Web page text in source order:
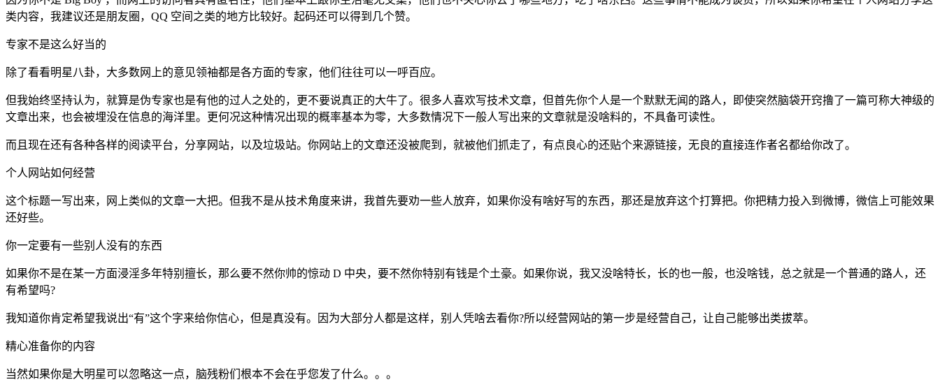
类内容，我建议还是朋友圈，QQ 空间之类的地方比较好。起码还可以得到几个赞。
专家不是这么好当的
除了看看明星八卦，大多数网上的意见领袖都是各方面的专家，他们往往可以一呼百应。
但我始终坚持认为，就算是伪专家也是有他的过人之处的，更不要说真正的大牛了。很多人喜欢写技术文章，但首先你个人是一个默默无闻的路人，即使突然脑袋开窍撸了一篇可称大神级的
文章出来，也会被埋没在信息的海洋里。更何况这种情况出现的概率基本为零，大多数情况下一般人写出来的文章就是没啥料的，不具备可读性。
而且现在还有各种各样的阅读平台，分享网站，以及垃圾站。你网站上的文章还没被爬到，就被他们抓走了，有点良心的还贴个来源链接，无良的直接连作者名都给你改了。
个人网站如何经营
这个标题一写出来，网上类似的文章一大把。但我不是从技术角度来讲，我首先要劝一些人放弃，如果你没有啥好写的东西，那还是放弃这个打算把。你把精力投入到微博，微信上可能效果
还好些。
你一定要有一些别人没有的东西
如果你不是在某一方面浸淫多年特别擅长，那么要不然你帅的惊动 D 中央，要不然你特别有钱是个土豪。如果你说，我又没啥特长，长的也一般，也没啥钱，总之就是一个普通的路人，还
有希望吗?
我知道你肯定希望我说出“有”这个字来给你信心，但是真没有。因为大部分人都是这样，别人凭啥去看你?所以经营网站的第一步是经营自己，让自己能够出类拔萃。
精心准备你的内容
当然如果你是大明星可以忽略这一点，脑残粉们根本不会在乎您发了什么。。。